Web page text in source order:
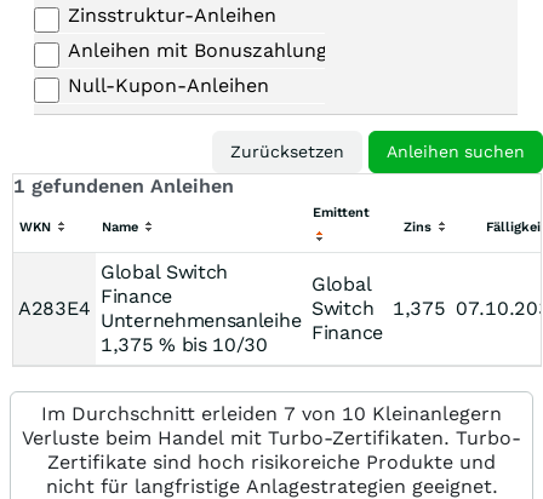
Zinsstruktur-Anleihen
Anleihen mit Bonuszahlungen
Null-Kupon-Anleihen
1 gefundenen Anleihen
WKN Name
Emittent
Zins
A283E4
Global Switch
Finance
Unternehmensanleihe
1,375 % bis 10/30
Global
Switch
Finance
1,375
Im Durchschnitt erleiden 7 von 10 Kleinanlegern
Verluste beim Handel mit Turbo-Zertifikaten. Turbo-
Zertifikate sind hoch risikoreiche Produkte und
nicht für langfristige Anlagestrategien geeignet.